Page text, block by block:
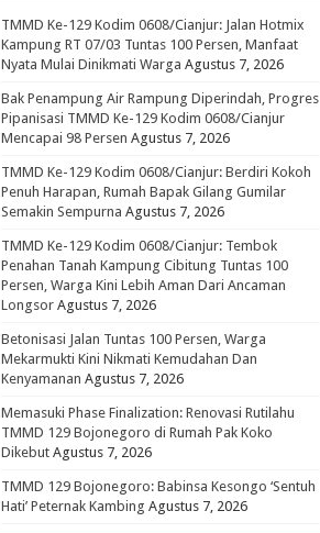
TMMD Ke-129 Kodim 0608/Cianjur: Jalan Hotmix
Kampung RT 07/03 Tuntas 100 Persen, Manfaat
Nyata Mulai Dinikmati Warga Agustus 7, 2026
Bak Penampung Air Rampung Diperindah, Progres
Pipanisasi TMMD Ke-129 Kodim 0608/Cianjur
Mencapai 98 Persen Agustus 7, 2026
TMMD Ke-129 Kodim 0608/Cianjur: Berdiri Kokoh
Penuh Harapan, Rumah Bapak Gilang Gumilar
Semakin Sempurna Agustus 7, 2026
TMMD Ke-129 Kodim 0608/Cianjur: Tembok
Penahan Tanah Kampung Cibitung Tuntas 100
Persen, Warga Kini Lebih Aman Dari Ancaman
Longsor Agustus 7, 2026
Betonisasi Jalan Tuntas 100 Persen, Warga
Mekarmukti Kini Nikmati Kemudahan Dan
Kenyamanan Agustus 7, 2026
Memasuki Phase Finalization: Renovasi Rutilahu
TMMD 129 Bojonegoro di Rumah Pak Koko
Dikebut Agustus 7, 2026
TMMD 129 Bojonegoro: Babinsa Kesongo ‘Sentuh
Hati’ Peternak Kambing Agustus 7, 2026